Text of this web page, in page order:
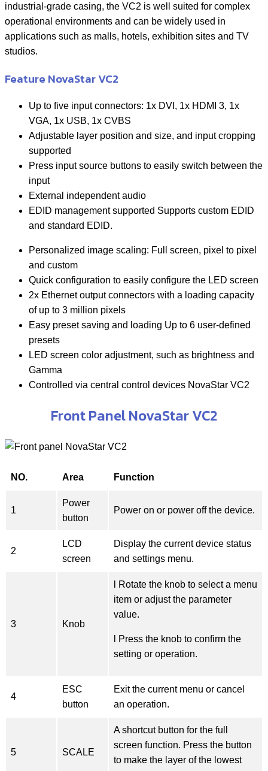
industrial-grade casing, the VC2 is well suited for complex
operational environments and can be widely used in
applications such as malls, hotels, exhibition sites and TV
studios.
Feature NovaStar VC2
Up to five input connectors: 1x DVI, 1x HDMI 3, 1x
VGA, 1x USB, 1x CVBS
Adjustable layer position and size, and input cropping
supported
Press input source buttons to easily switch between the
input
External independent audio
EDID management supported Supports custom EDID
and standard EDID.
Personalized image scaling: Full screen, pixel to pixel
and custom
Quick configuration to easily configure the LED screen
2x Ethernet output connectors with a loading capacity
of up to 3 million pixels
Easy preset saving and loading Up to 6 user-defined
presets
LED screen color adjustment, such as brightness and
Gamma
Controlled via central control devices NovaStar VC2
Front Panel NovaStar VC2
NO. Area Function
1
Power
button
Power on or power off the device.
2
LCD
screen
Display the current device status
and settings menu.
3 Knob
l Rotate the knob to select a menu
item or adjust the parameter
value.
l Press the knob to confirm the
setting or operation.
4
ESC
button
Exit the current menu or cancel
an operation.
5 SCALE
A shortcut button for the full
screen function. Press the button
to make the layer of the lowest